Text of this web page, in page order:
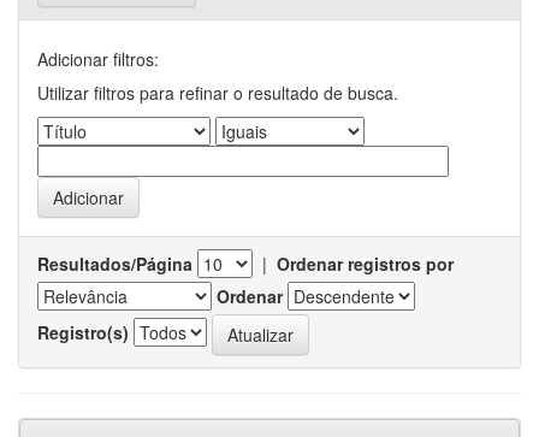
Adicionar filtros:
Utilizar filtros para refinar o resultado de busca.
Resultados/Página | Ordenar registros por
Ordenar
Registro(s)